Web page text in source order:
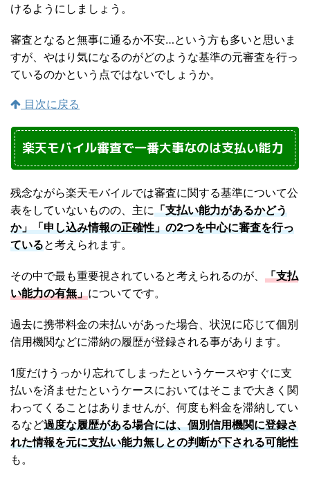
けるようにしましょう。
審査となると無事に通るか不安…という方も多いと思いま
すが、やはり気になるのがどのような基準の元審査を行っ
ているのかという点ではないでしょうか。
目次に戻る
楽天モバイル審査で一番大事なのは支払い能力
残念ながら楽天モバイルでは審査に関する基準について公
表をしていないものの、主に「支払い能力があるかどう
か」「申し込み情報の正確性」の2つを中心に審査を行っ
ていると考えられます。
その中で最も重要視されていると考えられるのが、 「支払
い能力の有無」についてです。
過去に携帯料金の未払いがあった場合、状況に応じて個別
信用機関などに滞納の履歴が登録される事があります。
1度だけうっかり忘れてしまったというケースやすぐに支
払いを済ませたというケースにおいてはそこまで大きく関
わってくることはありませんが、何度も料金を滞納してい
るなど過度な履歴がある場合には、個別信用機関に登録さ
れた情報を元に支払い能力無しとの判断が下される可能性
も。